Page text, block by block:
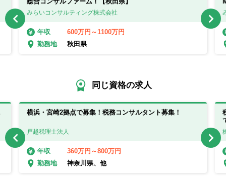
みらいコンサルティング株式会社
年収
600万円～1100万円
勤務地
秋田県
同じ資格の求人
横浜・宮崎2拠点で募集！税務コンサルタント募集！
戸越税理士法人
年収
360万円～800万円
勤務地
神奈川県、他